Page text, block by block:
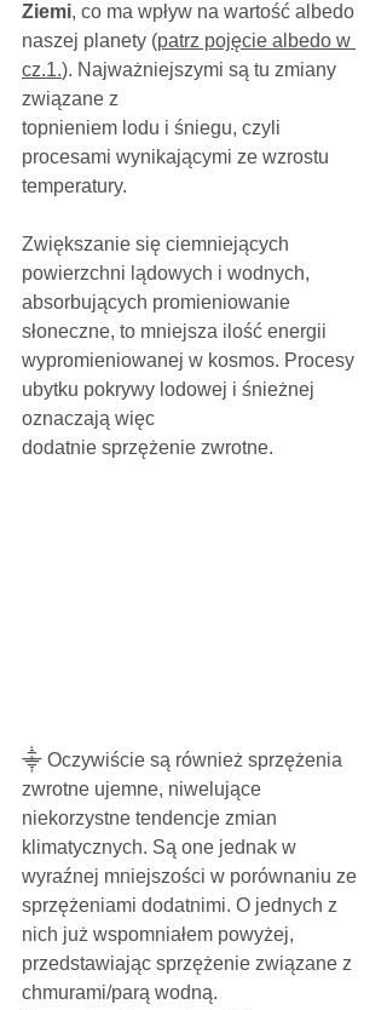
Ziemi, co ma wpływ na wartość albedo
naszej planety (patrz pojęcie albedo w
cz.1.). Najważniejszymi są tu zmiany
związane z
topnieniem lodu i śniegu, czyli
procesami wynikającymi ze wzrostu
temperatury.
Zwiększanie się ciemniejących
powierzchni lądowych i wodnych,
absorbujących promieniowanie
słoneczne, to mniejsza ilość energii
wypromieniowanej w kosmos. Procesy
ubytku pokrywy lodowej i śnieżnej
oznaczają więc
dodatnie sprzężenie zwrotne.
⸎ Oczywiście są również sprzężenia
zwrotne ujemne, niwelujące
niekorzystne tendencje zmian
klimatycznych. Są one jednak w
wyraźnej mniejszości w porównaniu ze
sprzężeniami dodatnimi. O jednych z
nich już wspomniałem powyżej,
przedstawiając sprzężenie związane z
chmurami/parą wodną.